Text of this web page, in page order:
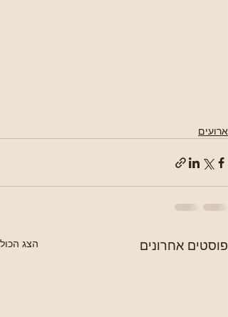
ארועים
פוסטים אחרונים הצג הכול